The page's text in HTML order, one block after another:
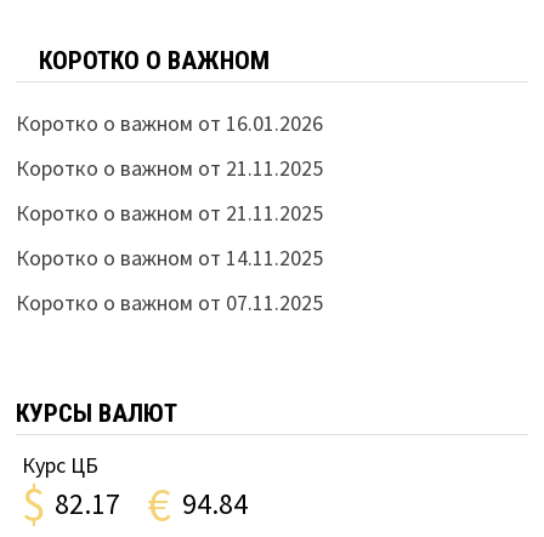
КОРОТКО О ВАЖНОМ
Коротко о важном от 16.01.2026
Коротко о важном от 21.11.2025
Коротко о важном от 21.11.2025
Коротко о важном от 14.11.2025
Коротко о важном от 07.11.2025
КУРСЫ ВАЛЮТ
Курс ЦБ
$ 82.17 € 94.84